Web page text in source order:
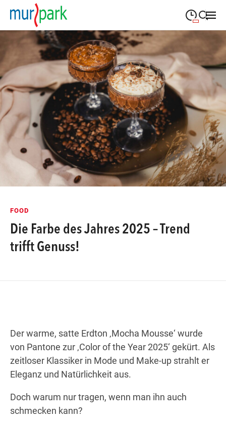
Suche schließen
Montag
MONTAG 09:00
Dienstag
DIENSTAG 09:00 19:30
Mittwoch
MITTWOCH 09:00 19:30
Donnerstag
DONNERSTAG 09:00 19:30
Freitag
FREITAG 09:00—19:30
Samstag
SAMSTAG 09:00—18:00
FOOD
Die Farbe des Jahres 2025 – Trend
trifft Genuss!
Der warme, satte Erdton ‚Mocha Mousse‘ wurde
von Pantone zur ‚Color of the Year 2025‘ gekürt. Als
zeitloser Klassiker in Mode und Make-up strahlt er
Eleganz und Natürlichkeit aus.
Doch warum nur tragen, wenn man ihn auch
schmecken kann?